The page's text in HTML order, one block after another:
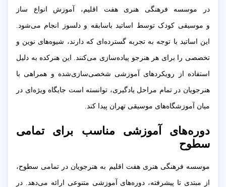
در موسسه فرهنگی هنری هفت اقلیم، آموزش انواع ساز
و موسیقی کودک توسط اساتید باسابقه و دلسوز انجام می‌شود.
این اساتید با توجه به تجربه گسترده‌ای که دارند، شیوه‌های نوین و
تخصصی را برای هر هنرجو پیاده‌سازی می‌کنند. این هنرکده به دلیل
استفاده از رویکردهای آموزشی شخصی‌سازی‌شده و همراهی با
هنرجویان در تمام مراحل یادگیری، توانسته است جایگاه ویژه‌ای در
میان آموزشگاه‌های موسیقی تهران پیدا کند.
دوره‌های آموزشی مناسب برای تمامی
سطوح
موسسه فرهنگی هنری هفت اقلیم به هنرجویان در تمامی سطوح،
از مبتدی تا پیشرفته، دوره‌های آموزشی متنوعی ارائه می‌دهد. در